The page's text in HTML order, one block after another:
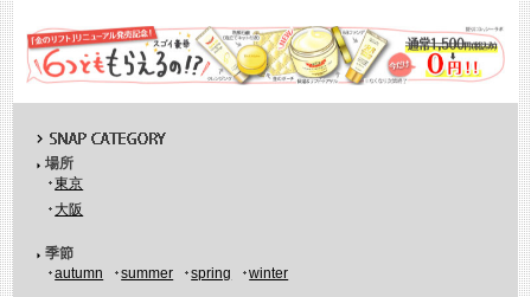
場所
東京
大阪
季節
autumn
summer spring winter